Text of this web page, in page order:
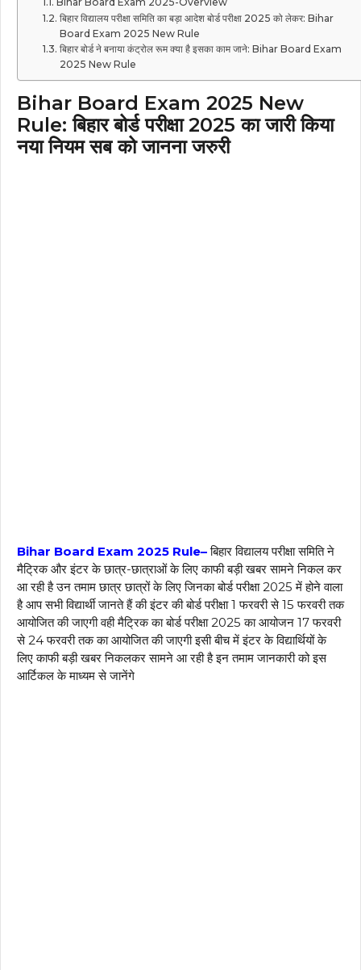
बिहार विद्यालय परीक्षा समिति का बड़ा आदेश बोर्ड परीक्षा 2025 को लेकर: Bihar
Board Exam 2025 New Rule
बिहार बोर्ड ने बनाया कंट्रोल रूम क्या है इसका काम जाने: Bihar Board Exam
2025 New Rule
Bihar Board Exam 2025 New
Rule: बिहार बोर्ड परीक्षा 2025 का जारी किया
नया नियम सब को जानना जरुरी
Bihar Board Exam 2025 Rule– बिहार विद्यालय परीक्षा समिति ने
मैट्रिक और इंटर के छात्र-छात्राओं के लिए काफी बड़ी खबर सामने निकल कर
आ रही है उन तमाम छात्र छात्रों के लिए जिनका बोर्ड परीक्षा 2025 में होने वाला
है आप सभी विद्यार्थी जानते हैं की इंटर की बोर्ड परीक्षा 1 फरवरी से 15 फरवरी तक
आयोजित की जाएगी वही मैट्रिक का बोर्ड परीक्षा 2025 का आयोजन 17 फरवरी
से 24 फरवरी तक का आयोजित की जाएगी इसी बीच में इंटर के विद्यार्थियों के
लिए काफी बड़ी खबर निकलकर सामने आ रही है इन तमाम जानकारी को इस
आर्टिकल के माध्यम से जानेंगे